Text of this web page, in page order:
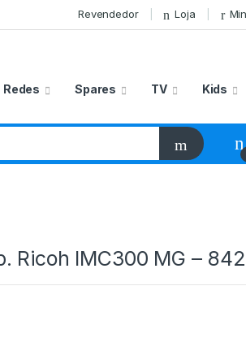
Revendedor Loja
Redes Spares TV Kids
Ricoh IMC300 MG –